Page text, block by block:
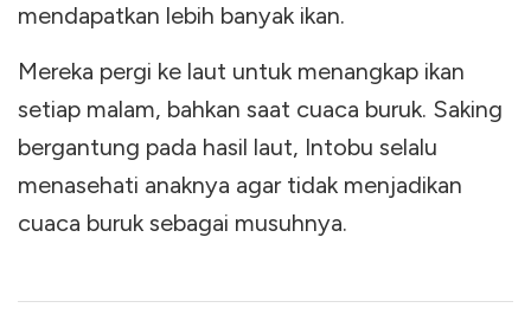
mendapatkan lebih banyak ikan.
Mereka pergi ke laut untuk menangkap ikan
setiap malam, bahkan saat cuaca buruk. Saking
bergantung pada hasil laut, Intobu selalu
menasehati anaknya agar tidak menjadikan
cuaca buruk sebagai musuhnya.